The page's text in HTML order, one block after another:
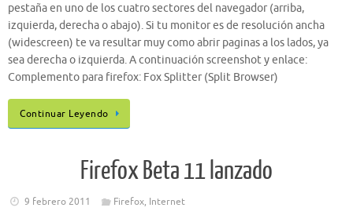
pestaña en uno de los cuatro sectores del navegador (arriba,
izquierda, derecha o abajo). Si tu monitor es de resolución ancha
(widescreen) te va resultar muy como abrir paginas a los lados, ya
sea derecha o izquierda. A continuación screenshot y enlace:
Complemento para firefox: Fox Splitter (Split Browser)
Continuar Leyendo
Firefox Beta 11 lanzado
9 febrero 2011 Firefox, Internet